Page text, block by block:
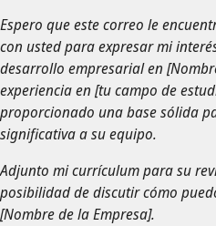
Espero que este correo le
con usted para expresar mi
desarrollo empresarial en
experiencia en [tu campo de
proporcionado una base sólida
significativa a su equipo.
Adjunto mi currículum para su
posibilidad de discutir cómo
[Nombre de la Empresa].